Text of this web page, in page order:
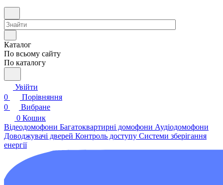
Каталог
По всьому сайту
По каталогу
Увійти
0
Порівняння
0
Вибране
0 Кошик
Відеодомофони Багатоквартирні домофони Аудіодомофони
Доводжувачі дверей Контроль доступу Системи зберігання
енергії